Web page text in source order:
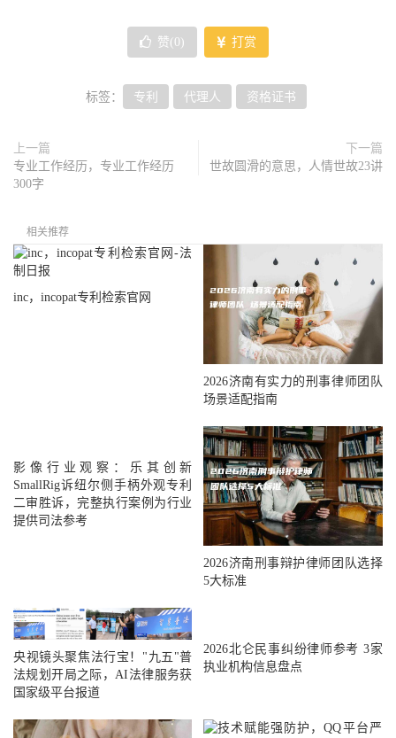
赞( 0 ) 打赏
标签： 专利 代理人 资格证书
上一篇
专业工作经历，专业工作经历
300字
下一篇
世故圆滑的意思，人情世故23讲
相关推荐
inc，incopat专利检索官网
2026济南有实力的刑事律师团队
场景适配指南
影像行业观察：乐其创新
SmallRig诉纽尔侧手柄外观专利
二审胜诉，完整执行案例为行业
提供司法参考
2026济南刑事辩护律师团队选择
5大标准
央视镜头聚焦法行宝！"九五"普
法规划开局之际，AI法律服务获
国家级平台报道
2026北仑民事纠纷律师参考 3家
执业机构信息盘点